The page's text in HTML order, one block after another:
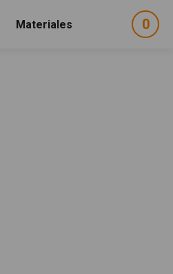
Materiales 0